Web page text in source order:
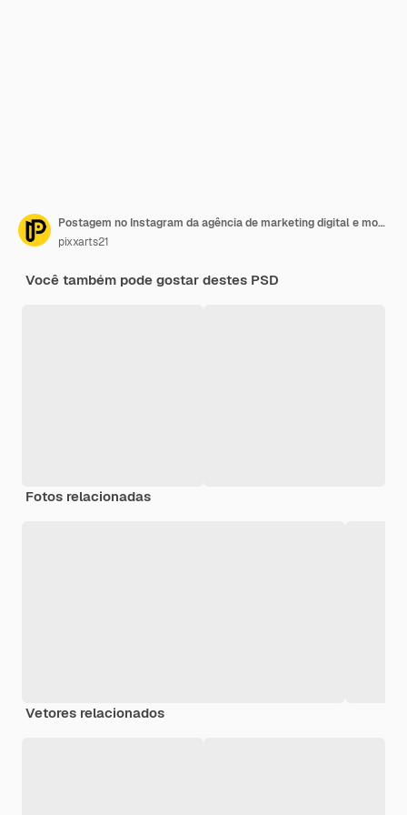
Postagem no Instagram da agência de marketing digital e modelo de banner de mídia social
pixxarts21
Você também pode gostar destes PSD
Fotos relacionadas
Vetores relacionados